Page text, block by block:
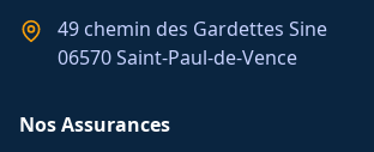
49 chemin des Gardettes Sine
06570 Saint-Paul-de-Vence
Nos Assurances